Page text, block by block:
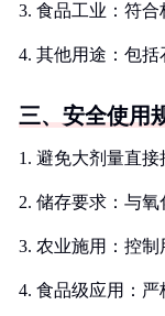
3. 食品工业：符合
4. 其他用途：包
三、安全使用
1. 避免大剂量直
2. 储存要求：与
3. 农业施用：控
4. 食品级应用：严